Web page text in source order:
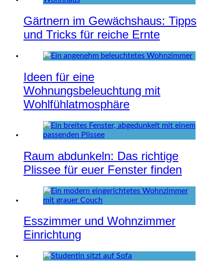
Gärtnern im Gewächshaus: Tipps
und Tricks für reiche Ernte
Ideen für eine
Wohnungsbeleuchtung mit
Wohlfühlatmosphäre
Raum abdunkeln: Das richtige
Plissee für euer Fenster finden
Esszimmer und Wohnzimmer
Einrichtung